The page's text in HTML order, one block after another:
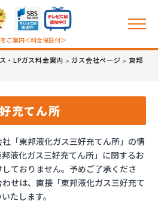
ご案内＜料金保証付＞
・LPガス料金案内 >ガス会社ページ > 東邦
充てん所
「東邦液化ガス三好充てん所」の情
液化ガス三好充てん所」に関するお
ておりません。予めご了承くださ
せは、直接「東邦液化ガス三好充て
たします。